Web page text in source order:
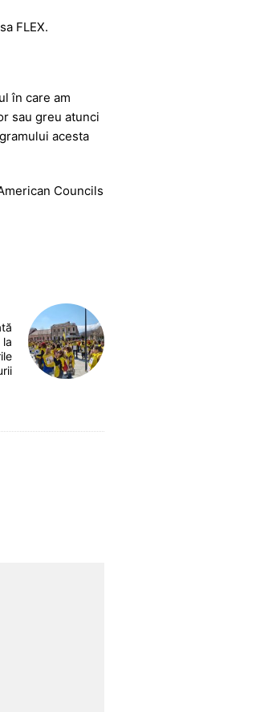
FLEX.
în care am
sau greu atunci
acesta
Councils